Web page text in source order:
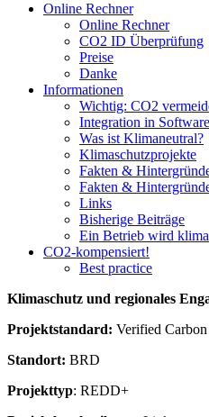
Online Rechner
Online Rechner
CO2 ID Überprüfung
Preise
Danke
Informationen
Wichtig: CO2
Integration in
Was ist Klimaneutral?
Klimaschutzprojekte
Fakten &
Fakten &
Links
Bisherige Beiträge
Ein Betrieb wird
CO2-kompensiert!
Best practice
Klimaschutz und regionales
Projektstandard: Verified
Standort: BRD
Projekttyp: REDD+